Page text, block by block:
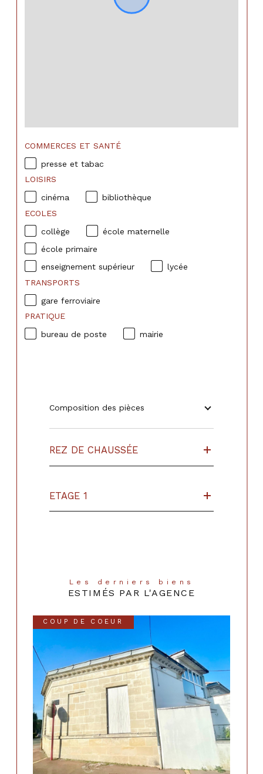
COMMERCES ET SANTÉ
presse et tabac
LOISIRS
cinéma
bibliothèque
ECOLES
collège
école maternelle
école primaire
enseignement supérieur
lycée
TRANSPORTS
gare ferroviaire
PRATIQUE
bureau de poste
mairie
Composition des pièces
REZ DE CHAUSSÉE
ETAGE 1
Les derniers biens
ESTIMÉS PAR L'AGENCE
COUP DE COEUR